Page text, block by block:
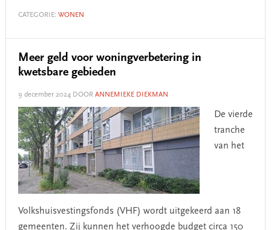
CATEGORIE: WONEN
Meer geld voor woningverbetering in
kwetsbare gebieden
9 december 2024DOOR ANNEMIEKE DIEKMAN
De vierde
tranche
van het
Volkshuisvestingsfonds (VHF) wordt uitgekeerd aan 18
gemeenten. Zij kunnen het verhoogde budget circa 150